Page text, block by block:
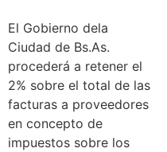
El Gobierno dela
Ciudad de Bs.As.
procederá a retener el
2% sobre el total de las
facturas a proveedores
en concepto de
impuestos sobre los